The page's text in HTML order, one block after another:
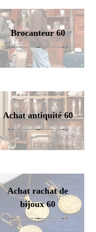
Brocanteur 60
Achat antiquité 60
Achat rachat de
bijoux 60